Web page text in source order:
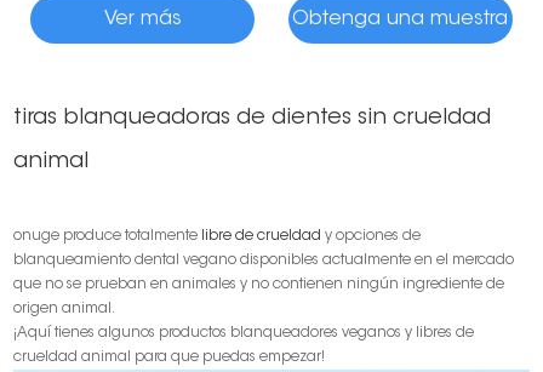
Ver más Obtenga una muestra
tiras blanqueadoras de dientes sin crueldad
animal
onuge produce totalmente libre de crueldad y opciones de
blanqueamiento dental vegano disponibles actualmente en el mercado
que no se prueban en animales y no contienen ningún ingrediente de
origen animal.
¡Aquí tienes algunos productos blanqueadores veganos y libres de
crueldad animal para que puedas empezar!